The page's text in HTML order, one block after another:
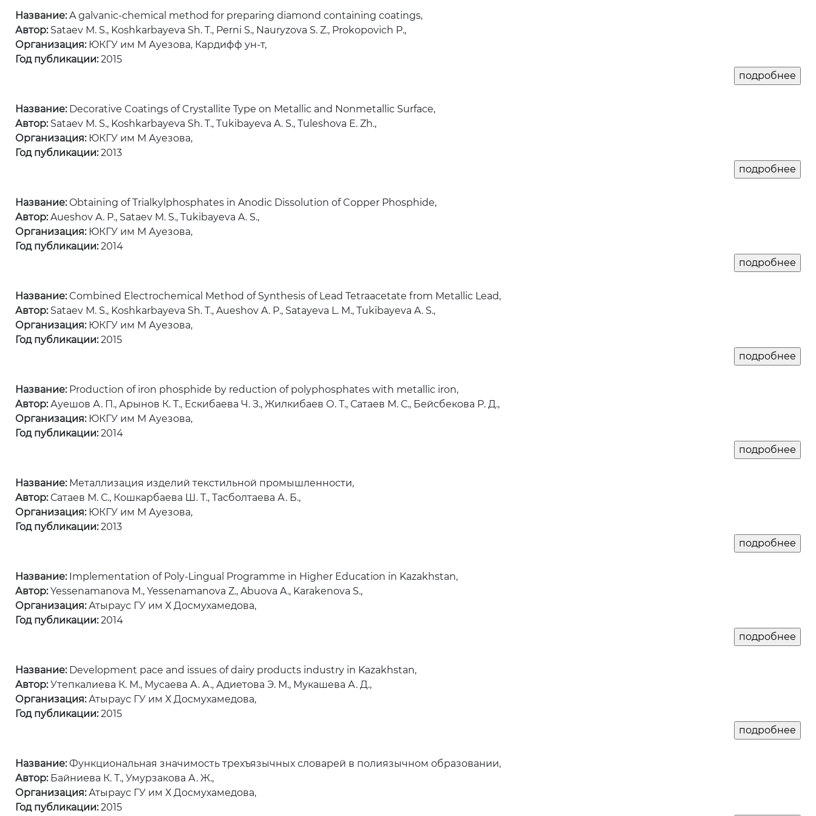
Название:A galvanic-chemical method for preparing diamond containing coatings,
Автор:Sataev M. S., Koshkarbayeva Sh. T., Perni S., Nauryzova S. Z., Prokopovich P.,
Организация:ЮКГУ им М Ауезова, Кардифф ун-т,
Год публикации:2015
Название:Decorative Coatings of Crystallite Type on Metallic and Nonmetallic Surface,
Автор:Sataev M. S., Koshkarbayeva Sh. T., Tukibayeva A. S., Tuleshova E. Zh.,
Организация:ЮКГУ им М Ауезова,
Год публикации:2013
Название:Obtaining of Trialkylphosphates in Anodic Dissolution of Copper Phosphide,
Автор:Aueshov A. P., Sataev M. S., Tukibayeva A. S.,
Организация:ЮКГУ им М Ауезова,
Год публикации:2014
Название:Combined Electrochemical Method of Synthesis of Lead Tetraacetate from Metallic Lead,
Автор:Sataev M. S., Koshkarbayeva Sh. T., Aueshov A. P., Satayeva L. M., Tukibayeva A. S.,
Организация:ЮКГУ им М Ауезова,
Год публикации:2015
Название:Production of iron phosphide by reduction of polyphosphates with metallic iron,
Автор:Ауешов А. П., Арынов К. Т., Ескибаева Ч. З., Жилкибаев О. Т., Сатаев М. С., Бейсбекова Р. Д.,
Организация:ЮКГУ им М Ауезова,
Год публикации:2014
Название:Металлизация изделий текстильной промышленности,
Автор:Сатаев М. С., Кошкарбаева Ш. Т., Тасболтаева А. Б.,
Организация:ЮКГУ им М Ауезова,
Год публикации:2013
Название:Implementation of Poly-Lingual Programme in Higher Education in Kazakhstan,
Автор:Yessenamanova M., Yessenamanova Z., Abuova A., Karakenova S.,
Организация:Атыраус ГУ им Х Досмухамедова,
Год публикации:2014
Название:Development pace and issues of dairy products industry in Kazakhstan,
Автор:Утепкалиева К. М., Мусаева А. А., Адиетова Э. М., Мукашева А. Д.,
Организация:Атыраус ГУ им Х Досмухамедова,
Год публикации:2015
Название:Функциональная значимость трехъязычных словарей в полиязычном образовании,
Автор:Байниева К. Т., Умурзакова А. Ж.,
Организация:Атыраус ГУ им Х Досмухамедова,
Год публикации:2015